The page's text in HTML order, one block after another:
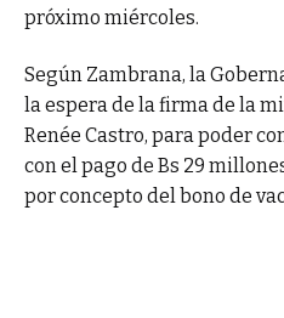
próximo miércoles.
Según Zambrana, la
la espera de la firma de la
Renée Castro, para poder
con el pago de Bs 29
por concepto del bono de